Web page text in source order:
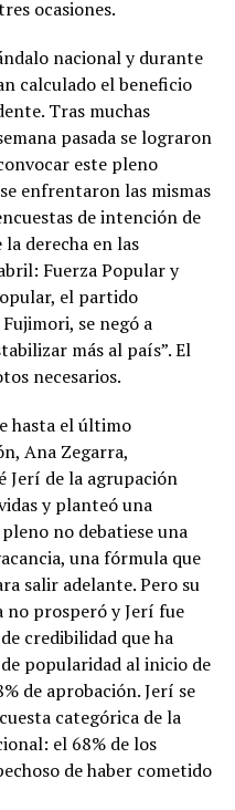
ocasiones.
nacional y durante
calculado el beneficio
Tras muchas
pasada se lograron
este pleno
enfrentaron las mismas
de intención de
derecha en las
Fuerza Popular y
el partido
se negó a
más al país”. El
necesarios.
hasta el último
Ana Zegarra,
Jerí de la agrupación
y planteó una
no debatiese una
una fórmula que
salir adelante. Pero su
prosperó y Jerí fue
credibilidad que ha
popularidad al inicio de
de aprobación. Jerí se
categórica de la
el 68% de los
de haber cometido